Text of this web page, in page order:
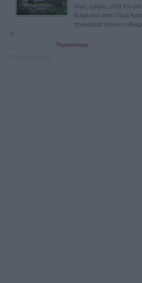
Λίγες ημέρες μετά τον
δελφινιού στην Πλαζ
προκάλεσε έντονο
ο...
Περισσότερα...